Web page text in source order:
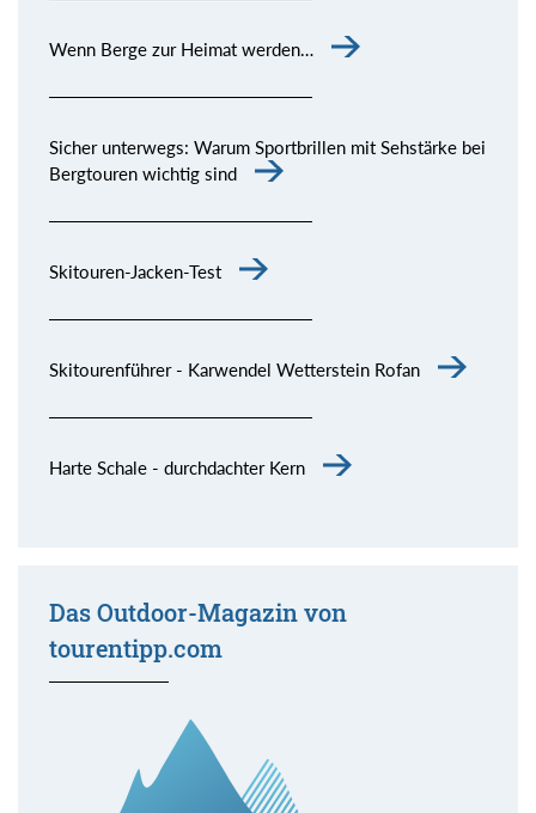
Wenn Berge zur Heimat werden…
Sicher unterwegs: Warum Sportbrillen mit Sehstärke bei
Bergtouren wichtig sind
Skitouren-Jacken-Test
Skitourenführer - Karwendel Wetterstein Rofan
Harte Schale - durchdachter Kern
Das Outdoor-Magazin von
tourentipp.com